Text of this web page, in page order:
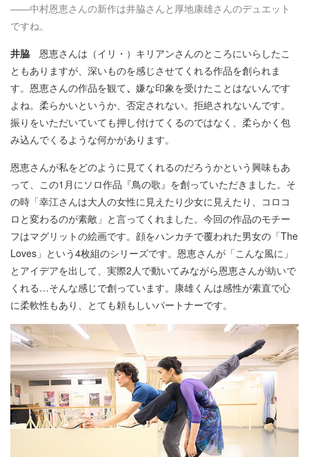
――中村恩恵さんの新作は井脇さんと厚地康雄さんのデュエット
ですね。
井脇 恩恵さんは（イリ・）キリアンさんのところにいらしたこ
ともありますが、深いものを感じさせてくれる作品を創られま
す。恩恵さんの作品を観て、 嫌な印象を受けたことはないんです
よね。柔らかいというか、否定されない。拒絶されないんです。
振りをいただいていても押し付けてくるのではなく、柔らかく包
み込んでくるような何かがあります。
恩恵さんが私をどのように見てくれるのだろうかという興味もあ
って、この1月にソロ作品『鳥の歌』を創っていただきました。そ
の時「幸江さんは大人の女性に見えたり少女に見えたり、コロコ
ロと変わるのが素敵」と言ってくれました。今回の作品のモチー
フはマグリットの絵画です。顔をハンカチで覆われた男女の「The
Loves」という4枚組のシリーズです。恩恵さんが「こんな風に」
とアイデアを出して、実際2人で動いてみながら恩恵さんが紡いで
くれる…そんな感じで創っています。康雄くんは感性が素直で心
に柔軟性もあり、とても頼もしいパートナーです。